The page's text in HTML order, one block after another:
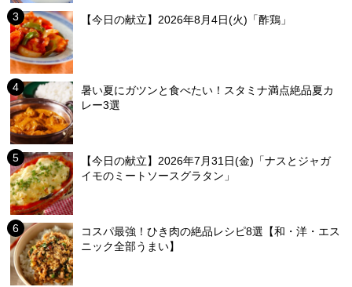
【今日の献立】2026年8月4日(火)「酢鶏」
暑い夏にガツンと食べたい！スタミナ満点絶品夏カ
レー3選
【今日の献立】2026年7月31日(金)「ナスとジャガ
イモのミートソースグラタン」
コスパ最強！ひき肉の絶品レシピ8選【和・洋・エス
ニック全部うまい】